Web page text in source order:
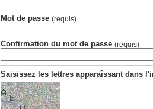
Mot de passe (requis)
Confirmation du mot de passe (requis)
Saisissez les lettres apparaîssant dans